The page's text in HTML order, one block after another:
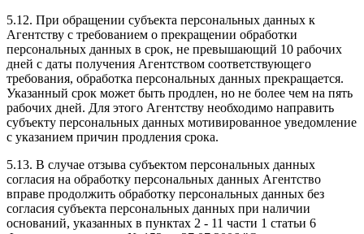
5.12. При обращении субъекта персональных данных к
Агентству с требованием о прекращении обработки
персональных данных в срок, не превышающий 10 рабочих
дней с даты получения Агентством соответствующего
требования, обработка персональных данных прекращается.
Указанный срок может быть продлен, но не более чем на пять
рабочих дней. Для этого Агентству необходимо направить
субъекту персональных данных мотивированное уведомление
с указанием причин продления срока.
5.13. В случае отзыва субъектом персональных данных
согласия на обработку персональных данных Агентство
вправе продолжить обработку персональных данных без
согласия субъекта персональных данных при наличии
оснований, указанных в пунктах 2 - 11 части 1 статьи 6